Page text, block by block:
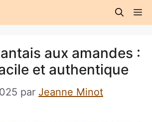
aux amandes :
et authentique
par Jeanne Minot